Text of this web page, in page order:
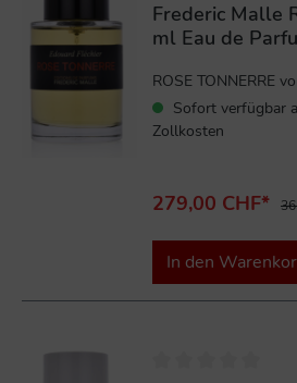
Frederic Malle
ml Eau de
ROSE TONNERRE
Sofort verfügbar
Zollkosten
279,00 CHF*
In den